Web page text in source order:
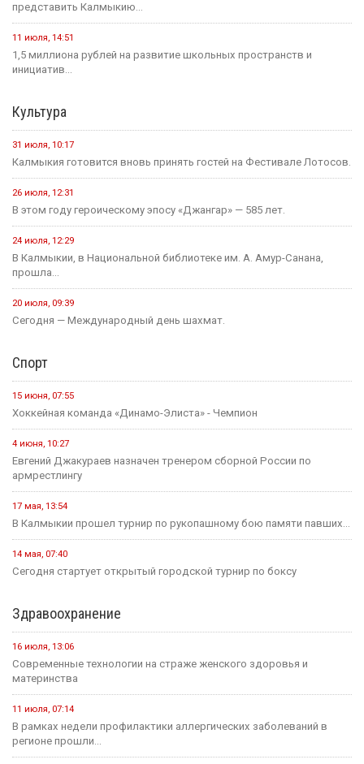
представить Калмыкию...
11 июля, 14:51
1,5 миллиона рублей на развитие школьных пространств и
инициатив...
Культура
31 июля, 10:17
Калмыкия готовится вновь принять гостей на Фестивале Лотосов.
26 июля, 12:31
В этом году героическому эпосу «Джангар» — 585 лет.
24 июля, 12:29
В Калмыкии, в Национальной библиотеке им. А. Амур-Санана,
прошла...
20 июля, 09:39
Сегодня — Международный день шахмат.
Спорт
15 июня, 07:55
Хоккейная команда «Динамо-Элиста» - Чемпион
4 июня, 10:27
Евгений Джакураев назначен тренером сборной России по
армрестлингу
17 мая, 13:54
В Калмыкии прошел турнир по рукопашному бою памяти павших...
14 мая, 07:40
Сегодня стартует открытый городской турнир по боксу
Здравоохранение
16 июля, 13:06
Современные технологии на страже женского здоровья и
материнства
11 июля, 07:14
В рамках недели профилактики аллергических заболеваний в
регионе прошли...